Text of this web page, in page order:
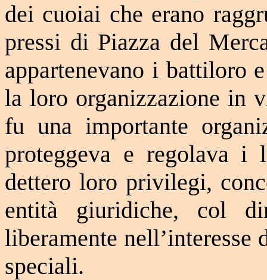
dei cuoiai che erano
pressi di Piazza del
appartenevano i battiloro
la loro organizzazione in
fu una importante
proteggeva e regolava
dettero loro privilegi,
entità giuridiche, col
liberamente nell’interesse
speciali.